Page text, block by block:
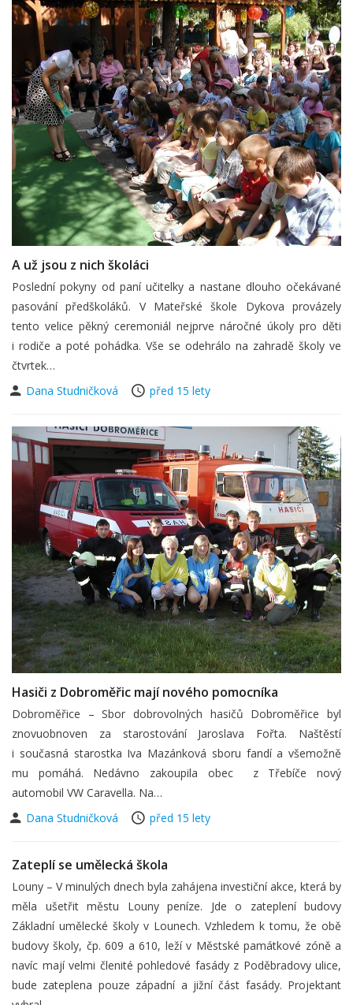
A už jsou z nich školáci
Poslední pokyny od paní učitelky a nastane dlouho očekávané
pasování předškoláků. V Mateřské škole Dykova provázely
tento velice pěkný ceremoniál nejprve náročné úkoly pro děti
i rodiče a poté pohádka. Vše se odehrálo na zahradě školy ve
čtvrtek…
Dana Studničková
před 15 lety
Hasiči z Dobroměřic mají nového pomocníka
Dobroměřice – Sbor dobrovolných hasičů Dobroměřice byl
znovuobnoven za starostování Jaroslava Fořta. Naštěstí
i současná starostka Iva Mazánková sboru fandí a všemožně
mu pomáhá. Nedávno zakoupila obec z Třebíče nový
automobil VW Caravella. Na…
Dana Studničková
před 15 lety
Zateplí se umělecká škola
Louny – V minulých dnech byla zahájena investiční akce, která by
měla ušetřit městu Louny peníze. Jde o zateplení budovy
Základní umělecké školy v Lounech. Vzhledem k tomu, že obě
budovy školy, čp. 609 a 610, leží v Městské památkové zóně a
navíc mají velmi členité pohledové fasády z Poděbradovy ulice,
bude zateplena pouze západní a jižní část fasády. Projektant